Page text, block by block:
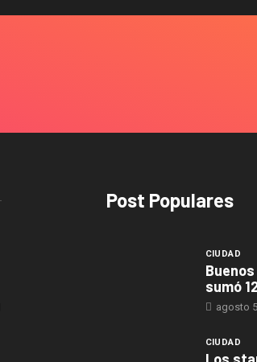
Post Populares
CIUDAD
sumó
agosto
CIUDAD